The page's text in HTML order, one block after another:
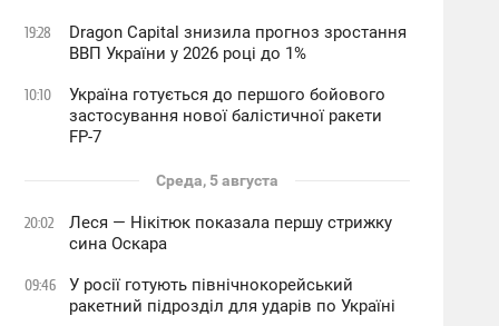
19:28
Dragon Capital знизила прогноз зростання
ВВП України у 2026 році до 1%
10:10
Україна готується до першого бойового
застосування нової балістичної ракети
FP-7
Среда, 5 августа
20:02
Леся — Нікітюк показала першу стрижку
сина Оскара
09:46
У росії готують північнокорейський
ракетний підрозділ для ударів по Україні